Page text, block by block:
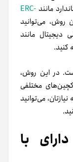
مانند ERC-
روش، می‌توانید
دیجیتال مانند
کنید.
در این روش،
مختلفی
می‌توانید
با